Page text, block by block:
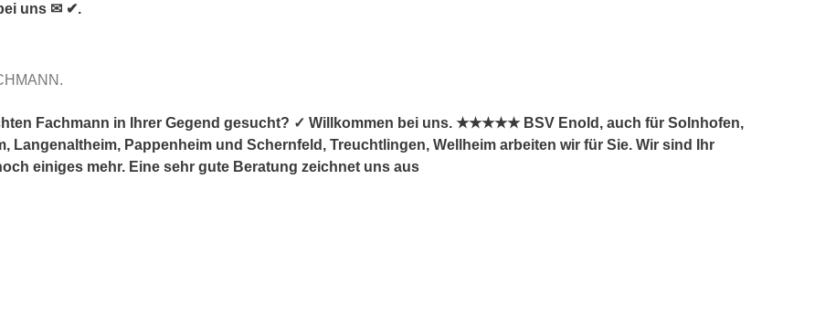
uns ✉ ✔.
Fachmann in Ihrer Gegend gesucht? ✓ Willkommen bei uns. ★★★★★ BSV Enold, auch für Solnhofen,
Langenaltheim, Pappenheim und Schernfeld, Treuchtlingen, Wellheim arbeiten wir für Sie. Wir sind Ihr
einiges mehr. Eine sehr gute Beratung zeichnet uns aus